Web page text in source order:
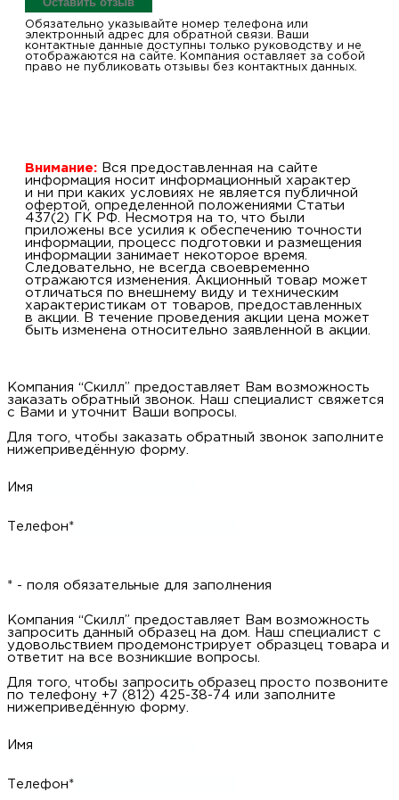
Обязательно указывайте номер телефона или
электронный адрес для обратной связи. Ваши
контактные данные доступны только руководству и не
отображаются на сайте. Компания оставляет за собой
право не публиковать отзывы без контактных данных.
Внимание: Вся предоставленная на сайте
информация носит информационный характер
и ни при каких условиях не является публичной
офертой, определенной положениями Статьи
437(2) ГК РФ. Несмотря на то, что были
приложены все усилия к обеспечению точности
информации, процесс подготовки и размещения
информации занимает некоторое время.
Следовательно, не всегда своевременно
отражаются изменения. Акционный товар может
отличаться по внешнему виду и техническим
характеристикам от товаров, предоставленных
в акции. В течение проведения акции цена может
быть изменена относительно заявленной в акции.
Компания “Скилл” предоставляет Вам возможность
заказать обратный звонок. Наш специалист свяжется
с Вами и уточнит Ваши вопросы.
Для того, чтобы заказать обратный звонок заполните
нижеприведённую форму.
Имя
Телефон*
* - поля обязательные для заполнения
Компания “Скилл” предоставляет Вам возможность
запросить данный образец на дом. Наш специалист с
удовольствием продемонстрирует образцец товара и
ответит на все возникшие вопросы.
Для того, чтобы запросить образец просто позвоните
по телефону +7 (812) 425-38-74 или заполните
нижеприведённую форму.
Имя
Телефон*